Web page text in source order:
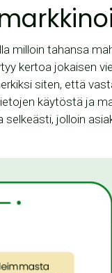
milloin tahansa
kertoa jokaisen
siten, että
käytöstä ja
jolloin